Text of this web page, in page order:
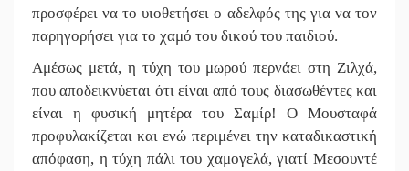
προσφέρει να το υιοθετήσει ο αδελφός της για να τον
παρηγορήσει για το χαμό του δικού του παιδιού.
Αμέσως μετά, η τύχη του μωρού περνάει στη Ζιλχά,
που αποδεικνύεται ότι είναι από τους διασωθέντες και
είναι η φυσική μητέρα του Σαμίρ! Ο Μουσταφά
προφυλακίζεται και ενώ περιμένει την καταδικαστική
απόφαση, η τύχη πάλι του χαμογελά, γιατί Μεσουντέ